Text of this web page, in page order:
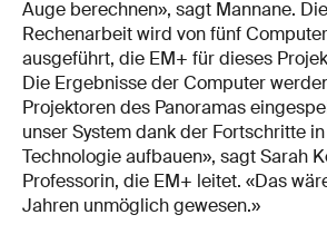
Auge berechnen», sagt Mannane.
Rechenarbeit wird von fünf
ausgeführt, die EM+ für dieses
Die Ergebnisse der Computer
Projektoren des Panoramas
unser System dank der Fortschritte
Technologie aufbauen», sagt Sarah
Professorin, die EM+ leitet. «Das
Jahren unmöglich gewesen.»